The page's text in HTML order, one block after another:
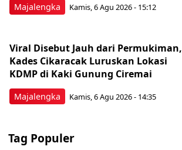
Majalengka Kamis, 6 Agu 2026 - 15:12
Majalengka
Viral Disebut Jauh dari Permukiman,
Kades Cikaracak Luruskan Lokasi
KDMP di Kaki Gunung Ciremai
Kamis, 6 Agu 2026 - 14:35
Tag Populer